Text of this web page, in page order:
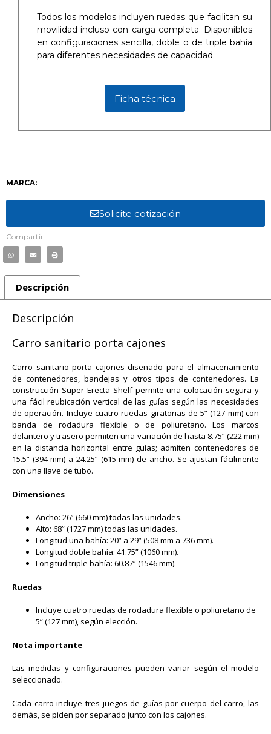
Todos los modelos incluyen ruedas que facilitan su
movilidad incluso con carga completa. Disponibles
en configuraciones sencilla, doble o de triple bahía
para diferentes necesidades de capacidad.
Ficha técnica
MARCA:
Solicite cotización
Compartir:
Descripción
Descripción
Carro sanitario porta cajones
Carro sanitario porta cajones diseñado para el almacenamiento
de contenedores, bandejas y otros tipos de contenedores. La
construcción Super Erecta Shelf permite una colocación segura y
una fácil reubicación vertical de las guías según las necesidades
de operación. Incluye cuatro ruedas giratorias de 5” (127 mm) con
banda de rodadura flexible o de poliuretano. Los marcos
delantero y trasero permiten una variación de hasta 8.75” (222 mm)
en la distancia horizontal entre guías; admiten contenedores de
15.5” (394 mm) a 24.25” (615 mm) de ancho. Se ajustan fácilmente
con una llave de tubo.
Dimensiones
Ancho: 26” (660 mm) todas las unidades.
Alto: 68” (1727 mm) todas las unidades.
Longitud una bahía: 20” a 29” (508 mm a 736 mm).
Longitud doble bahía: 41.75” (1060 mm).
Longitud triple bahía: 60.87” (1546 mm).
Ruedas
Incluye cuatro ruedas de rodadura flexible o poliuretano de
5” (127 mm), según elección.
Nota importante
Las medidas y configuraciones pueden variar según el modelo
seleccionado.
Cada carro incluye tres juegos de guías por cuerpo del carro, las
demás, se piden por separado junto con los cajones.